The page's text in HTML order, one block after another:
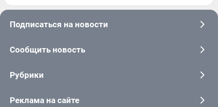
Подписаться на новости
Сообщить новость
Рубрики
Реклама на сайте